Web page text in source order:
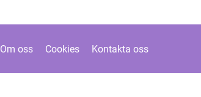
Om oss Cookies Kontakta oss